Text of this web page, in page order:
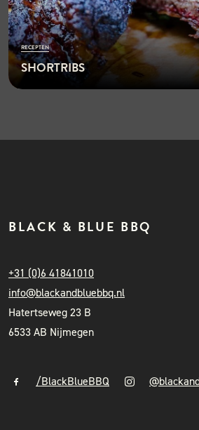
RECEPTEN
SHORTRIBS
BLACK & BLUE BBQ
+31 (0)6 41841010
info@blackandbluebbq.nl
Hatertseweg 23 B
6533 AB Nijmegen
/BlackBlueBBQ